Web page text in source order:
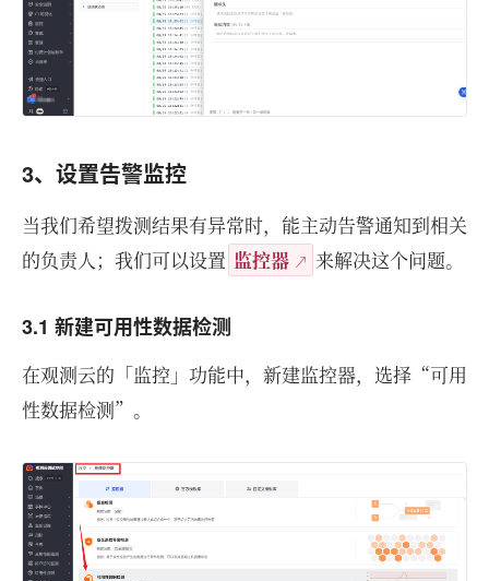
3、设置告警监控
当我们希望拨测结果有异常时，能主动告警通知到相关
的负责人；我们可以设置 监控器 来解决这个问题。
3.1 新建可用性数据检测
在观测云的「监控」功能中，新建监控器，选择“可用
性数据检测”。